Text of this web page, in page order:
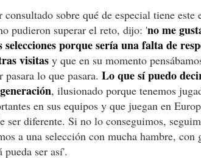
consultado sobre qué de especial tiene
pudieron superar el reto, dijo: 'no me
selecciones porque sería una falta de
visitas y que en su momento
pasara lo que pasara. Lo que sí puedo
, ilusionado porque tenemos
en sus equipos y que juegan en
ser diferente. Si no lo conseguimos,
a una selección con mucha hambre,
pueda ser así'.